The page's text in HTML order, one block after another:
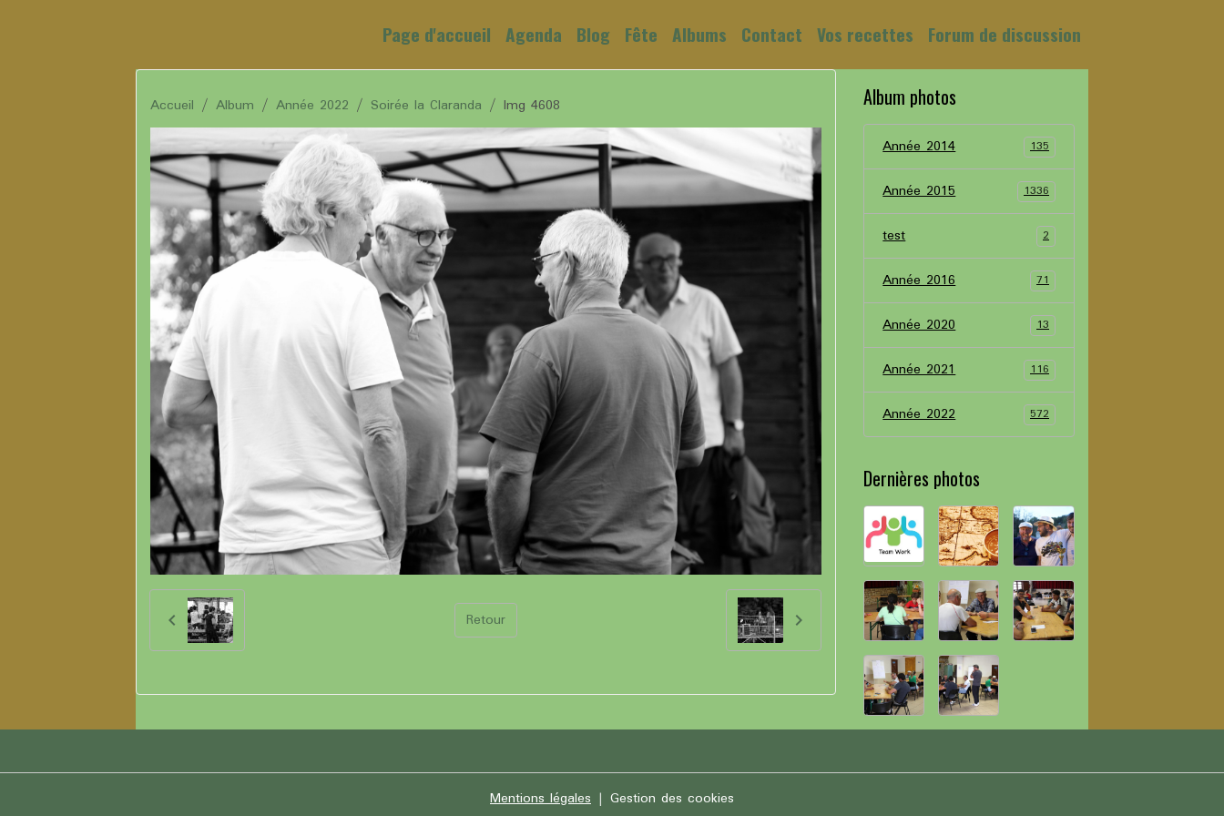
Page d'accueil Agenda Blog Fête Albums Contact Vos recettes Forum de discussion
Accueil Album Année 2022 Soirée la Claranda Img 4608
Retour
Album photos
Année 2014 135
Année 2015 1336
test 2
Année 2016 71
Année 2020 13
Année 2021 116
Année 2022 572
Dernières photos
Mentions légales Gestion des cookies